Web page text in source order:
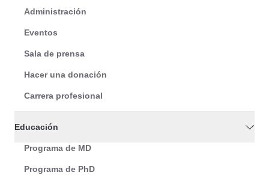
Administración
Eventos
Sala de prensa
Hacer una donación
Carrera profesional
Educación
Programa de MD
Programa de PhD